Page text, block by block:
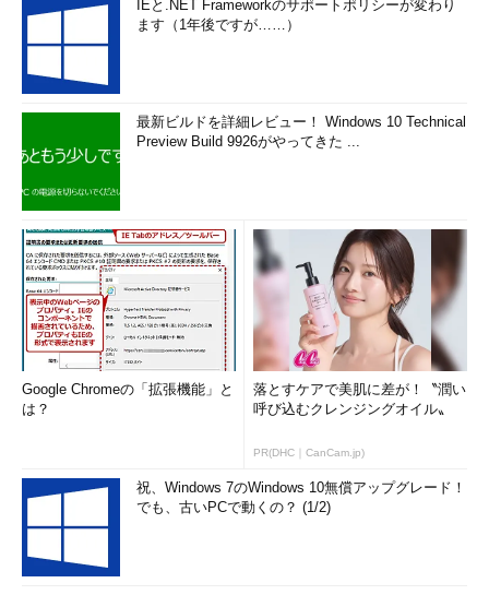
IEと.NET Frameworkのサポートポリシーが変わり
ます（1年後ですが……）
最新ビルドを詳細レビュー！ Windows 10 Technical
Preview Build 9926がやってきた ...
Google Chromeの「拡張機能」と
は？
落とすケアで美肌に差が！〝潤い
呼び込むクレンジングオイル〟
PR(DHC｜CanCam.jp)
祝、Windows 7のWindows 10無償アップグレード！
でも、古いPCで動くの？ (1/2)